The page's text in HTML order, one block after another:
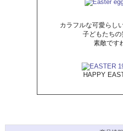
カラフルな可愛らし
子どもたちの
素敵です
HAPPY